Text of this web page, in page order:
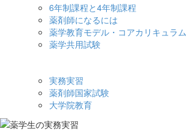
6年制課程と4年制課程
薬剤師になるには
薬学教育モデル・コアカリキュラム
薬学共用試験
実務実習
薬剤師国家試験
大学院教育